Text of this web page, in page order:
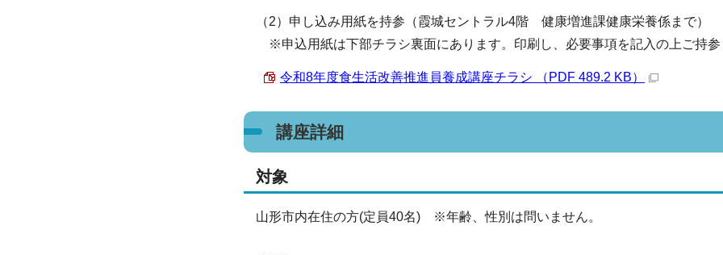
（2）申し込み用紙を持参（霞城セントラル4階 健康増進課健康栄養係まで）
※申込用紙は下部チラシ裏面にあります。印刷し、必要事項を記入の上ご持参
令和8年度食生活改善推進員養成講座チラシ （PDF 489.2 KB）
講座詳細
対象
山形市内在住の方(定員40名) ※年齢、性別は問いません。